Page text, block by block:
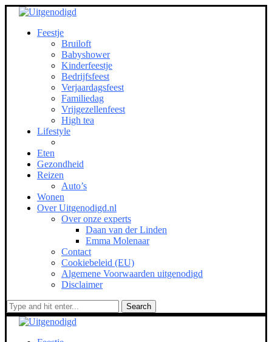
Feestje
Bruiloft
Babyshower
Kinderfeestje
Bedrijfsfeest
Verjaardagsfeest
Familiedag
Vrijgezellenfeest
High tea
Lifestyle
Eten
Gezondheid
Reizen
Auto’s
Wonen
Over Uitgenodigd.nl
Over onze experts
Daan van der Linden
Emma Molenaar
Contact
Cookiebeleid (EU)
Algemene Voorwaarden uitgenodigd
Disclaimer
Search